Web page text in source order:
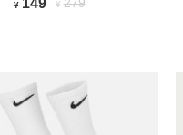
¥ 149 ¥